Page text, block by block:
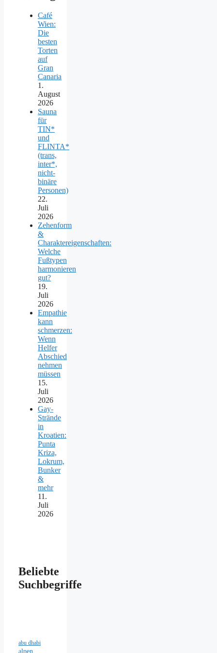
Café
Wien:
Die
besten
Torten
auf
Gran
Canaria
1.
August
2026
Sauna
für
TIN*
und
FLINTA*
(trans,
inter*,
nicht-
binäre
Personen)
22.
Juli
2026
Zehenform
&
Charaktereigenschaften:
Welche
Fußtypen
harmonieren
gut?
19.
Juli
2026
Empathie
kann
schmerzen:
Wenn
Helfer
Abschied
nehmen
müssen
15.
Juli
2026
Gay-
Strände
in
Kroatien:
Punta
Kriza,
Lokrum,
Bunker
&
mehr
11.
Juli
2026
Beliebte
Suchbegriffe
abu dhabi
alpen